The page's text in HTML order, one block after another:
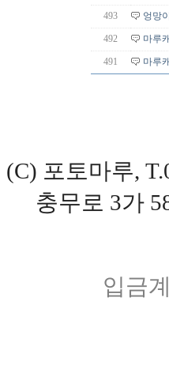
493 엉망
492 마루
491 마루
(C) 포토마루,
충무로 3가
입금